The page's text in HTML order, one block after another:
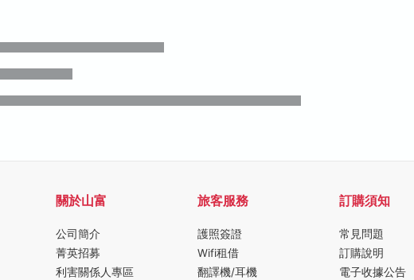
關於山富
公司簡介
菁英招募
利害關係人專區
旅客服務
護照簽證
Wifi租借
翻譯機/耳機
訂購須知
常見問題
訂購說明
電子收據公告